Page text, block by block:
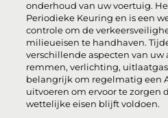
onderhoud van uw voertuig.
Periodieke Keuring en is een
controle om de
milieueisen te handhaven.
verschillende aspecten van uw
remmen, verlichting,
belangrijk om regelmatig een
uitvoeren om ervoor te zorgen
wettelijke eisen blijft voldoen.